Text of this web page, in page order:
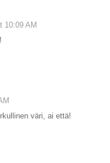
10:09 AM
väri, ai että!